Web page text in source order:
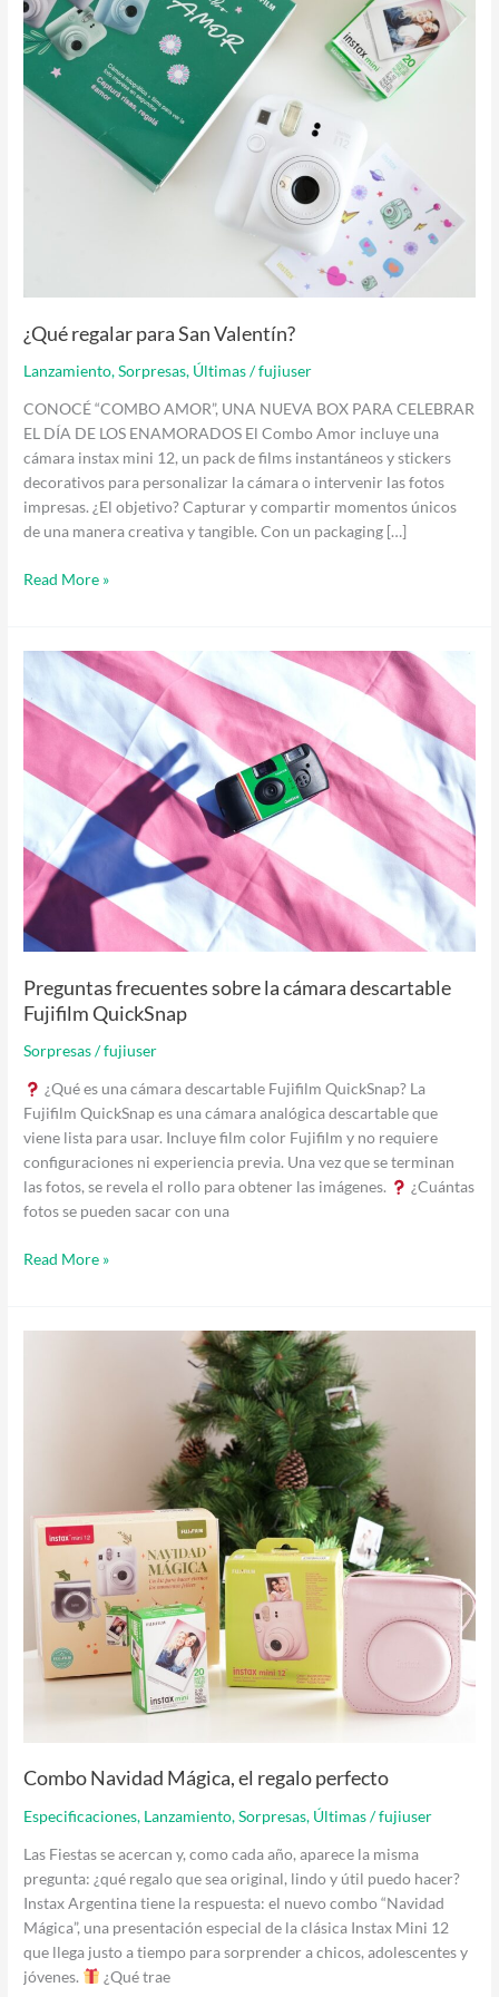
¿Qué regalar para San Valentín?
Lanzamiento,Sorpresas, Últimas/fujiuser
CONOCÉ “COMBO AMOR”, UNA NUEVA BOX PARA CELEBRAR
EL DÍA DE LOS ENAMORADOS El Combo Amor incluye una
cámara instax mini 12, un pack de films instantáneos y stickers
decorativos para personalizar la cámara o intervenir las fotos
impresas. ¿El objetivo? Capturar y compartir momentos únicos
de una manera creativa y tangible. Con un packaging […]
Read More »
Preguntas frecuentes sobre la cámara descartable
Fujifilm QuickSnap
Sorpresas/fujiuser
¿Qué es una cámara descartable Fujifilm QuickSnap? La
Fujifilm QuickSnap es una cámara analógica descartable que
viene lista para usar. Incluye film color Fujifilm y no requiere
configuraciones ni experiencia previa. Una vez que se terminan
las fotos, se revela el rollo para obtener las imágenes.
¿Cuántas
fotos se pueden sacar con una
Preguntas
sobre
descartable
Fujifilm
QuickSnap
Read More »
Combo Navidad Mágica, el regalo perfecto
Especificaciones, Lanzamiento,Sorpresas, Últimas/fujiuser
Las Fiestas se acercan y, como cada año, aparece la misma
pregunta: ¿qué regalo que sea original, lindo y útil puedo hacer?
Instax Argentina tiene la respuesta: el nuevo combo “Navidad
Mágica”, una presentación especial de la clásica Instax Mini 12
que llega justo a tiempo para sorprender a chicos, adolescentes y
jóvenes.
¿Qué trae